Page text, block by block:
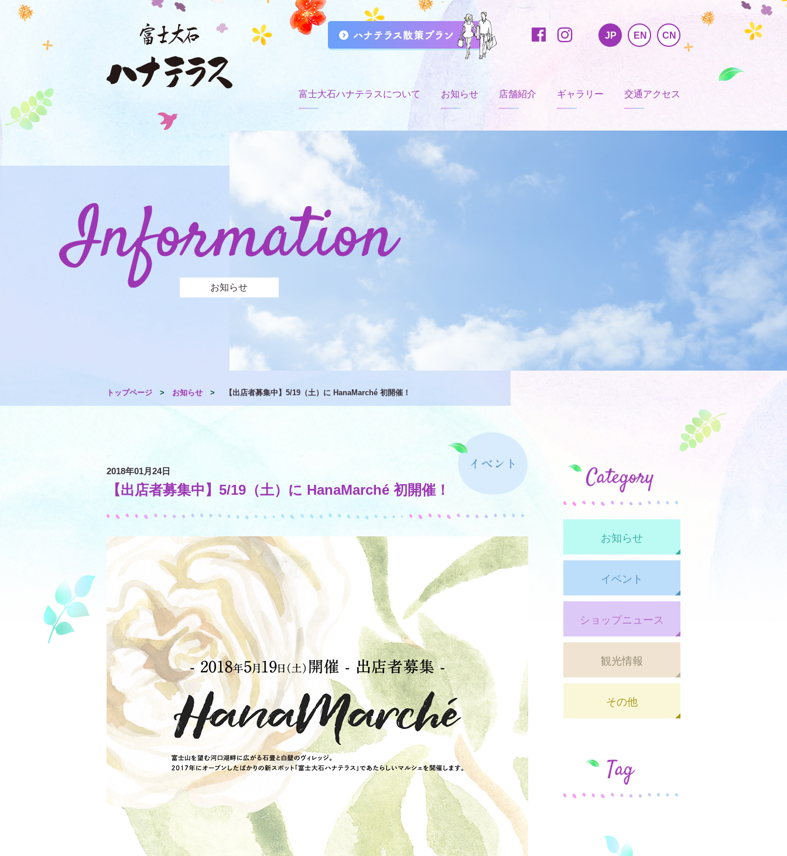
JP EN CN
富士大石ハナテラスについて お知らせ 店舗紹介 ギャラリー 交通アクセス
お知らせ
トップページ > お知らせ > 【出店者募集中】5/19（土）に HanaMarché 初開催！
2018年01月24日
【出店者募集中】5/19（土）に HanaMarché 初開催！
お知らせ
イベント
ショップニュース
観光情報
その他